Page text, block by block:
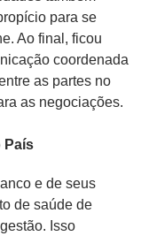
para se
Ao final, ficou
coordenada
as partes no
as negociações.
País
e de seus
de saúde de
Isso